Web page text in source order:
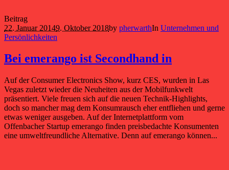
Beitrag
22. Januar 20149. Oktober 2018by pherwarthIn Unternehmen und
Persönlichkeiten
Bei emerango ist Secondhand in
Auf der Consumer Electronics Show, kurz CES, wurden in Las
Vegas zuletzt wieder die Neuheiten aus der Mobilfunkwelt
präsentiert. Viele freuen sich auf die neuen Technik-Highlights,
doch so mancher mag dem Konsumrausch eher entfliehen und gerne
etwas weniger ausgeben. Auf der Internetplattform vom
Offenbacher Startup emerango finden preisbedachte Konsumenten
eine umweltfreundliche Alternative. Denn auf emerango können...